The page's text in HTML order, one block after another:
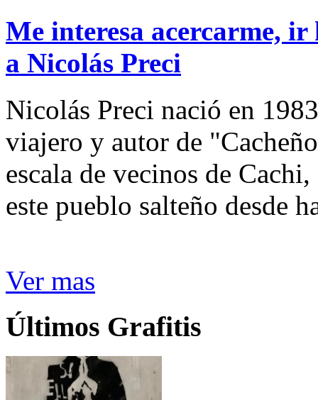
Me interesa acercarme,
a Nicolás Preci
Nicolás Preci nació en
viajero y autor de
escala de vecinos de
este pueblo salteño desde
Ver mas
Últimos Grafitis